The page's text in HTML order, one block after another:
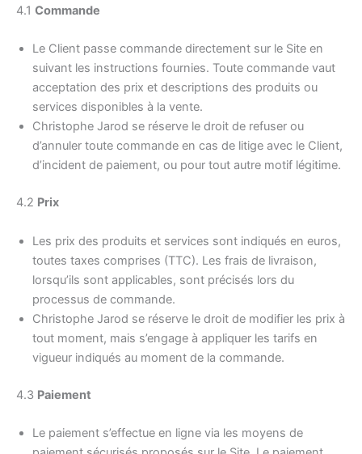
4.1 Commande
Le Client passe commande directement sur le Site en
suivant les instructions fournies. Toute commande vaut
acceptation des prix et descriptions des produits ou
services disponibles à la vente.
Christophe Jarod se réserve le droit de refuser ou
d’annuler toute commande en cas de litige avec le Client,
d’incident de paiement, ou pour tout autre motif légitime.
4.2 Prix
Les prix des produits et services sont indiqués en euros,
toutes taxes comprises (TTC). Les frais de livraison,
lorsqu’ils sont applicables, sont précisés lors du
processus de commande.
Christophe Jarod se réserve le droit de modifier les prix à
tout moment, mais s’engage à appliquer les tarifs en
vigueur indiqués au moment de la commande.
4.3 Paiement
Le paiement s’effectue en ligne via les moyens de